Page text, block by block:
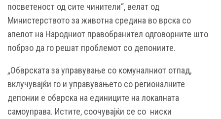
посветеност од сите чинители“, велат од
Министерството за животна средина во врска со
апелот на Народниот правобранител одговорните што
побрзо да го решат проблемот со депониите.
„Обврската за управување со комуналниот отпад,
вклучувајќи го и управувањето со регионалните
депонии е обврска на единиците на локалната
самоуправа. Истите, соочувајќи се со ниски